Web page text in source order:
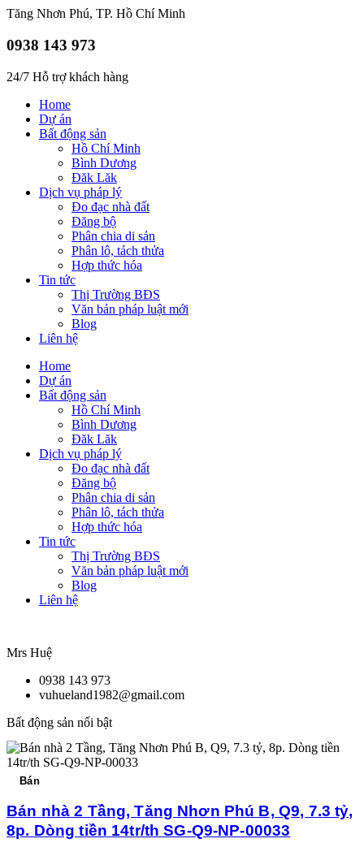
Tăng Nhơn Phú, TP. Hồ Chí Minh
0938 143 973
24/7 Hỗ trợ khách hàng
Home
Dự án
Bất động sản
Hồ Chí Minh
Bình Dương
Đăk Lăk
Dịch vụ pháp lý
Đo đạc nhà đất
Đăng bộ
Phân chia di sản
Phân lô, tách thửa
Hợp thức hóa
Tin tức
Thị Trường BĐS
Văn bản pháp luật mới
Blog
Liên hệ
Home
Dự án
Bất động sản
Hồ Chí Minh
Bình Dương
Đăk Lăk
Dịch vụ pháp lý
Đo đạc nhà đất
Đăng bộ
Phân chia di sản
Phân lô, tách thửa
Hợp thức hóa
Tin tức
Thị Trường BĐS
Văn bản pháp luật mới
Blog
Liên hệ
Mrs Huệ
0938 143 973
vuhueland1982@gmail.com
Bất động sản nổi bật
Bán
Bán nhà 2 Tầng, Tăng Nhơn Phú B, Q9, 7.3 tỷ,
8p. Dòng tiền 14tr/th SG-Q9-NP-00033